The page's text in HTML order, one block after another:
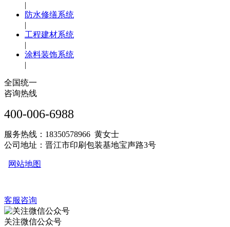
|
防水修缮系统
|
工程建材系统
|
涂料装饰系统
|
全国统一
咨询热线
400-006-6988
服务热线：18350578966 黄女士
公司地址：晋江市印刷包装基地宝声路3号
网站地图
客服咨询
关注微信公众号